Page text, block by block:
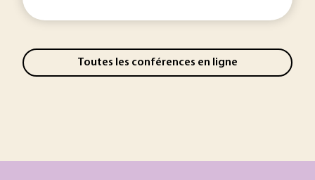
Toutes les conférences en ligne